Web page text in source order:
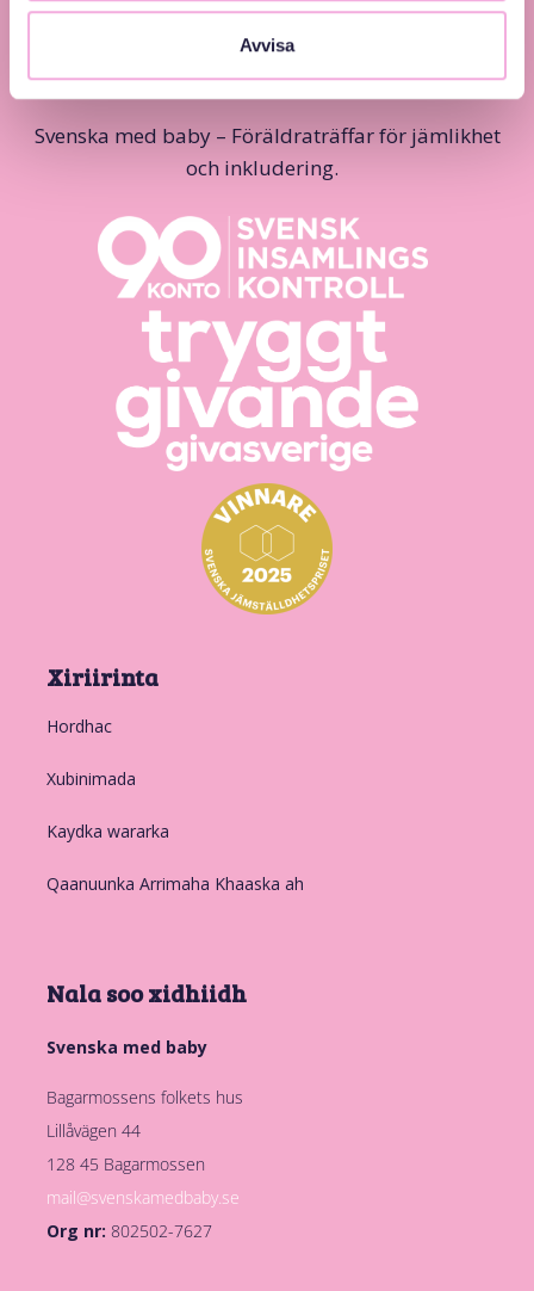
Avvisa
Svenska med baby – Föräldraträffar för jämlikhet
och inkludering.
Xiriirinta
Hordhac
Xubinimada
Kaydka wararka
Qaanuunka Arrimaha Khaaska ah
Nala soo xidhiidh
Svenska med baby
Bagarmossens folkets hus
Lillåvägen 44
128 45 Bagarmossen
mail@svenskamedbaby.se
Org nr: 802502-7627